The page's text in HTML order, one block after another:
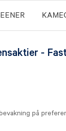
-
på